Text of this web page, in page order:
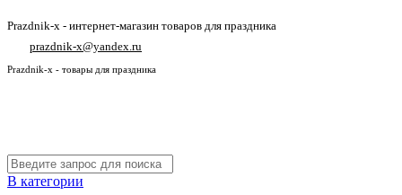
Prazdnik-x - интернет-магазин товаров для праздника
prazdnik-x@yandex.ru
Prazdnik-x - товары для праздника
В категории